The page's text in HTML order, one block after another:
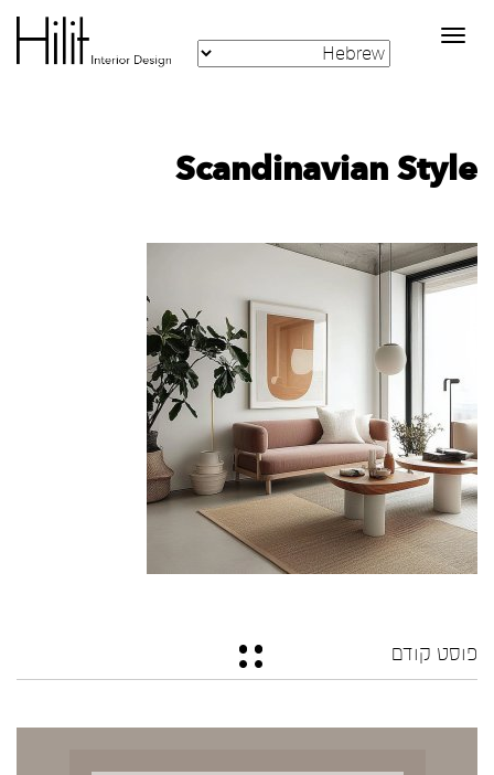
Toggle
navigation
Scandinavian Style
פוסט קודם